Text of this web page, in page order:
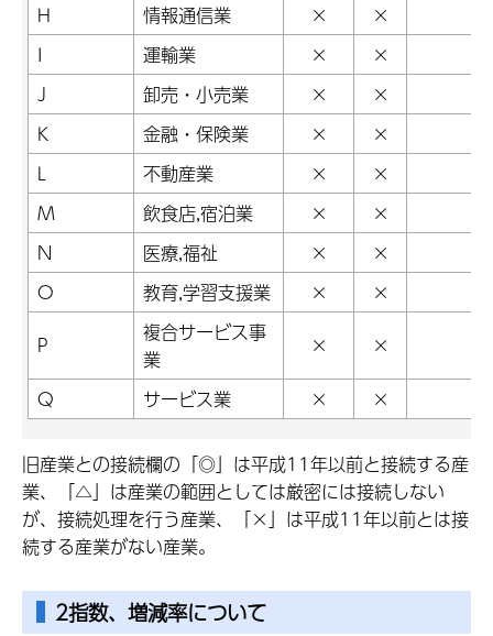
H
情報通信業 ×
×
I
運輸業 ×
×
J
卸売・小売業 ×
×
K
金融・保険業 ×
×
L
不動産業 ×
×
M
飲食店,宿泊業 ×
×
N
医療,福祉 ×
×
O
教育,学習支援業 ×
×
P
複合サービス事
業
×
×
Q
サービス業 × ×
旧産業との接続欄の「◎」は平成11年以前と接続する産
業、「△」は産業の範囲としては厳密には接続しない
が、接続処理を行う産業、「×」は平成11年以前とは接
続する産業がない産業。
2指数、増減率について